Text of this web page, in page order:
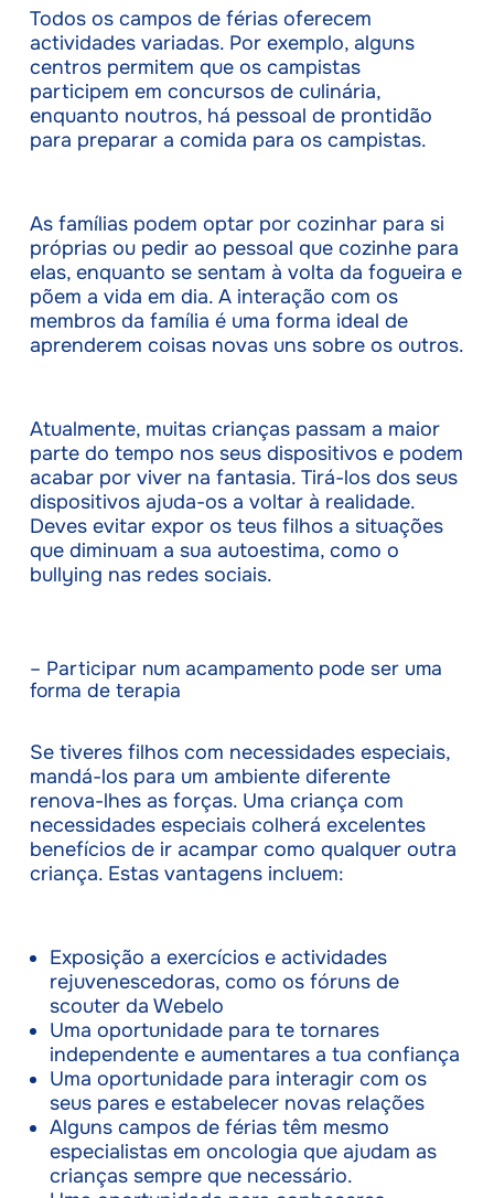
Todos os campos de férias oferecem
actividades variadas. Por exemplo, alguns
centros permitem que os campistas
participem em concursos de culinária,
enquanto noutros, há pessoal de prontidão
para preparar a comida para os campistas.
As famílias podem optar por cozinhar para si
próprias ou pedir ao pessoal que cozinhe para
elas, enquanto se sentam à volta da fogueira e
põem a vida em dia. A interação com os
membros da família é uma forma ideal de
aprenderem coisas novas uns sobre os outros.
Atualmente, muitas crianças passam a maior
parte do tempo nos seus dispositivos e podem
acabar por viver na fantasia. Tirá-los dos seus
dispositivos ajuda-os a voltar à realidade.
Deves evitar expor os teus filhos a situações
que diminuam a sua autoestima, como o
bullying nas redes sociais.
– Participar num acampamento pode ser uma
forma de terapia
Se tiveres filhos com necessidades especiais,
mandá-los para um ambiente diferente
renova-lhes as forças. Uma criança com
necessidades especiais colherá excelentes
benefícios de ir acampar como qualquer outra
criança. Estas vantagens incluem:
Exposição a exercícios e actividades
rejuvenescedoras, como os fóruns de
scouter da Webelo
Uma oportunidade para te tornares
independente e aumentares a tua confiança
Uma oportunidade para interagir com os
seus pares e estabelecer novas relações
Alguns campos de férias têm mesmo
especialistas em oncologia que ajudam as
crianças sempre que necessário.